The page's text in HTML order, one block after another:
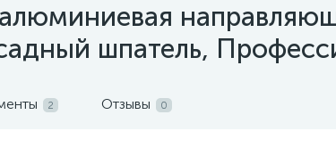
шпатель,
2 Отзывы 0